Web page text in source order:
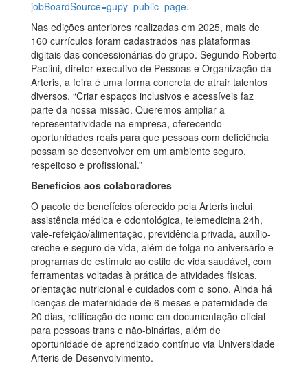
jobBoardSource=gupy_public_page.
Nas edições anteriores realizadas em 2025, mais de
160 currículos foram cadastrados nas plataformas
digitais das concessionárias do grupo. Segundo Roberto
Paolini, diretor-executivo de Pessoas e Organização da
Arteris, a feira é uma forma concreta de atrair talentos
diversos. “Criar espaços inclusivos e acessíveis faz
parte da nossa missão. Queremos ampliar a
representatividade na empresa, oferecendo
oportunidades reais para que pessoas com deficiência
possam se desenvolver em um ambiente seguro,
respeitoso e profissional.”
Benefícios aos colaboradores
O pacote de benefícios oferecido pela Arteris inclui
assistência médica e odontológica, telemedicina 24h,
vale-refeição/alimentação, previdência privada, auxílio-
creche e seguro de vida, além de folga no aniversário e
programas de estímulo ao estilo de vida saudável, com
ferramentas voltadas à prática de atividades físicas,
orientação nutricional e cuidados com o sono. Ainda há
licenças de maternidade de 6 meses e paternidade de
20 dias, retificação de nome em documentação oficial
para pessoas trans e não-binárias, além de
oportunidade de aprendizado contínuo via Universidade
Arteris de Desenvolvimento.